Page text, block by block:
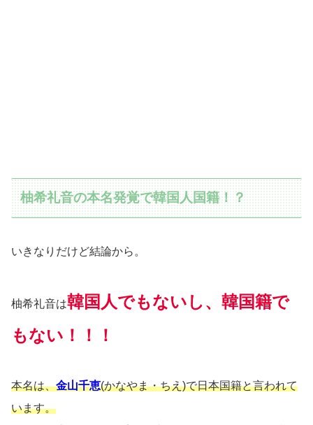
柚希礼音の本名発覚で韓国人国籍！？
いきなりだけど結論から。
柚希礼音は韓国人でもないし、韓国籍で
もない！！！
本名は、金山千恵(かなやま・ちえ)で日本国籍と言われて
います。